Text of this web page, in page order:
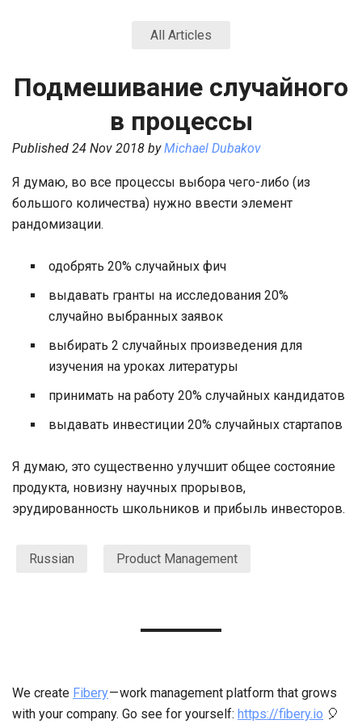
All Articles
Подмешивание случайного
в процессы
Published 24 Nov 2018 byMichael Dubakov
Я думаю, во все процессы выбора чего-либо (из
большого количества) нужно ввести элемент
рандомизации.
одобрять 20% случайных фич
выдавать гранты на исследования 20%
случайно выбранных заявок
выбирать 2 случайных произведения для
изучения на уроках литературы
принимать на работу 20% случайных кандидатов
выдавать инвестиции 20% случайных стартапов
Я думаю, это существенно улучшит общее состояние
продукта, новизну научных прорывов,
эрудированность школьников и прибыль инвесторов.
Russian Product Management
We create Fibery— work management platform that grows
with your company. Go see for yourself: https://fibery.io 🎈